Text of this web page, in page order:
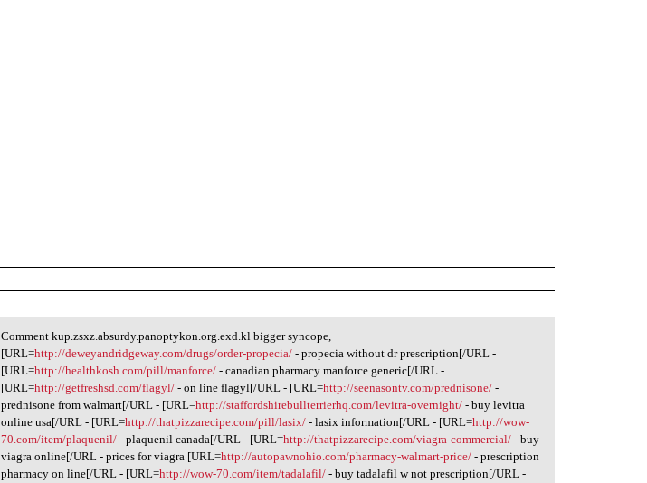
Comment kup.zsxz.absurdy
Comment kup.zsxz.absurdy.panoptykon.org.exd.kl bigger syncope,
[URL=http://deweyandridgeway.com/drugs/order-propecia/ - propecia without dr prescription[/URL -
[URL=http://healthkosh.com/pill/manforce/ - canadian pharmacy manforce generic[/URL -
[URL=http://getfreshsd.com/flagyl/ - on line flagyl[/URL - [URL=http://seenasontv.com/prednisone/ -
prednisone from walmart[/URL - [URL=http://staffordshirebullterrierhq.com/levitra-overnight/ - buy levitra
online usa[/URL - [URL=http://thatpizzarecipe.com/pill/lasix/ - lasix information[/URL - [URL=http://wow-
70.com/item/plaquenil/ - plaquenil canada[/URL - [URL=http://thatpizzarecipe.com/viagra-commercial/ - buy
viagra online[/URL - prices for viagra [URL=http://autopawnohio.com/pharmacy-walmart-price/ - prescription
pharmacy on line[/URL - [URL=http://wow-70.com/item/tadalafil/ - buy tadalafil w not prescription[/URL -